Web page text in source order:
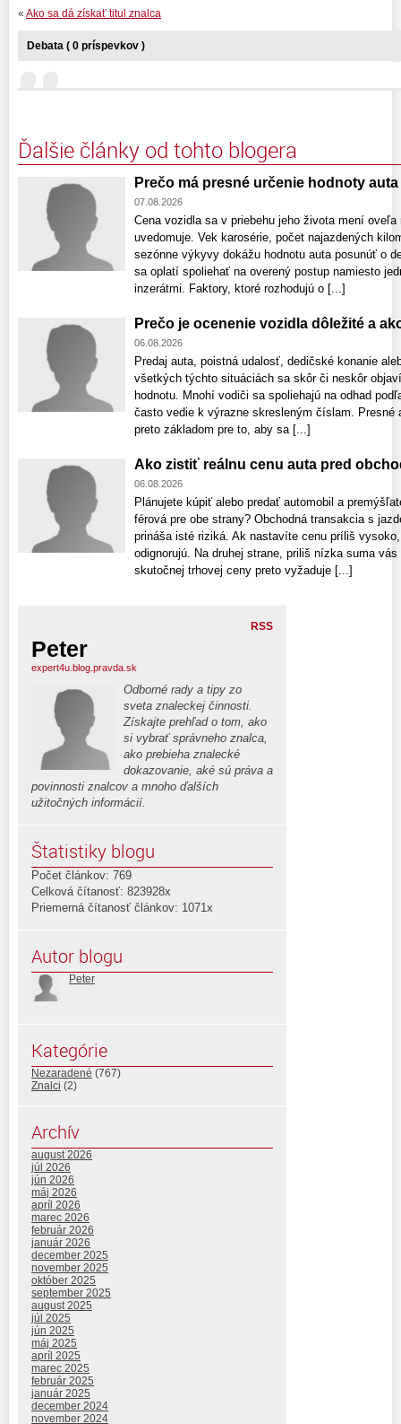
« Ako sa dá získať titul znalca
Debata ( 0 príspevkov )
Ďalšie články od tohto blogera
Prečo má presné určenie hodnoty
07.08.2026
Cena vozidla sa v priebehu jeho života mení
uvedomuje. Vek karosérie, počet najazdených
sezónne výkyvy dokážu hodnotu auta posunúť o
sa oplatí spoliehať na overený postup namiesto
inzerátmi. Faktory, ktoré rozhodujú o [...]
Prečo je ocenenie vozidla dôležité a
06.08.2026
Predaj auta, poistná udalosť, dedičské konanie
všetkých týchto situáciách sa skôr či neskôr
hodnotu. Mnohí vodiči sa spoliehajú na odhad
často vedie k výrazne skresleným číslam. Presné
preto základom pre to, aby sa [...]
Ako zistiť reálnu cenu auta pred
06.08.2026
Plánujete kúpiť alebo predať automobil a
férová pre obe strany? Obchodná transakcia s
prináša isté riziká. Ak nastavíte cenu príliš
odignorujú. Na druhej strane, priliš nízka suma
skutočnej trhovej ceny preto vyžaduje [...]
RSS
Peter
expert4u.blog.pravda.sk
Odborné rady a tipy zo
sveta znaleckej činnosti.
Získajte prehľad o tom, ako
si vybrať správneho znalca,
ako prebieha znalecké
dokazovanie, aké sú práva a
povinnosti znalcov a mnoho ďalších
užitočných informácií.
Štatistiky blogu
Počet článkov: 769
Celková čítanosť: 823928x
Priemerná čítanosť článkov: 1071x
Autor blogu
Peter
Kategórie
Nezaradené (767)
Znalci (2)
Archív
august 2026
júl 2026
jún 2026
máj 2026
apríl 2026
marec 2026
február 2026
január 2026
december 2025
november 2025
október 2025
september 2025
august 2025
júl 2025
jún 2025
máj 2025
apríl 2025
marec 2025
február 2025
január 2025
december 2024
november 2024